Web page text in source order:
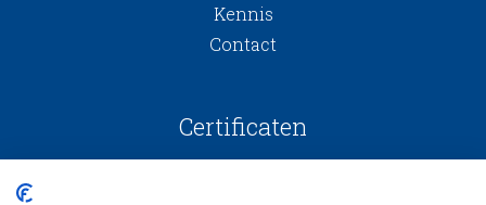
Kennis
Contact
Certificaten